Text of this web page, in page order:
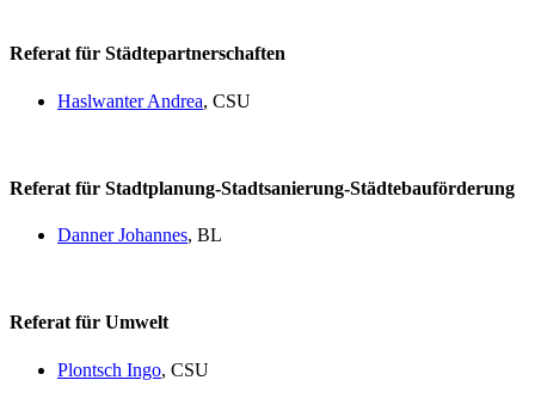
Referat für Städtepartnerschaften
Haslwanter Andrea, CSU
Referat für Stadtplanung-Stadtsanierung-Städtebauförderung
Danner Johannes, BL
Referat für Umwelt
Plontsch Ingo, CSU